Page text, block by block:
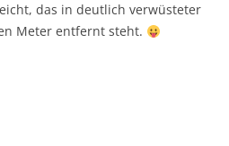
das in deutlich verwüsteter
Meter entfernt steht.